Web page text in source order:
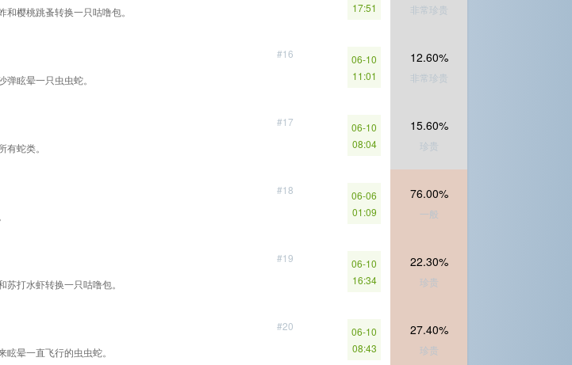
和樱桃跳蚤转换一只咕噜包。
17:51
非常珍贵
#16
眩晕一只虫虫蛇。
06-10
11:01
12.60%
非常珍贵
#17
蛇类。
06-10
08:04
15.60%
珍贵
#18
06-06
01:09
76.00%
一般
#19
打水虾转换一只咕噜包。
06-10
16:34
22.30%
珍贵
#20
晕一直飞行的虫虫蛇。
06-10
08:43
27.40%
珍贵